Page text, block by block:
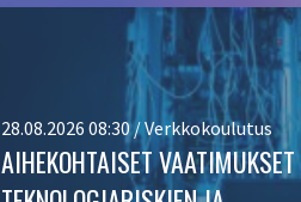
28.08.2026 08:30 / Verkkokoulutus
AIHEKOHTAISET VAATIMUKSET